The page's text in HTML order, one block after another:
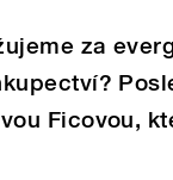
za
Ficovou,